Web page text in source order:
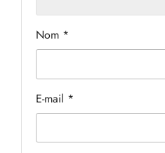
Nom *
E-mail *